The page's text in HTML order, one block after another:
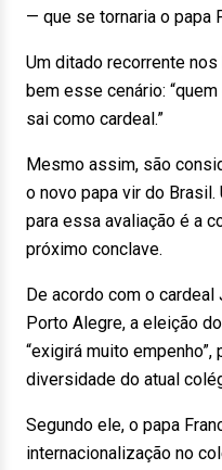
— que se tornaria o papa
Um ditado recorrente
bem esse cenário:
sai como cardeal.”
Mesmo assim, são
o novo papa vir do
para essa avaliação é a
próximo conclave.
De acordo com o
Porto Alegre, a eleição
“exigirá muito
diversidade do atual
Segundo ele, o papa
internacionalização no